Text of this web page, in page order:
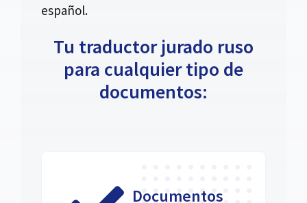
español.
Tu traductor jurado ruso
para cualquier tipo de
documentos:
Documentos